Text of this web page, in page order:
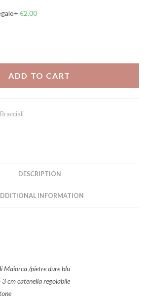
+ €2.00
ADD TO CART
Bracciali
DESCRIPTION
INFORMATION
Maiorca /pietre dure blu
cm catenella regolabile